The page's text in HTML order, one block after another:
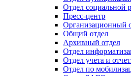
Отдел социальной
Пресс-центр
Организационный
Общий отдел
Архивный отдел
Отдел
Отдел учета и
Отдел по